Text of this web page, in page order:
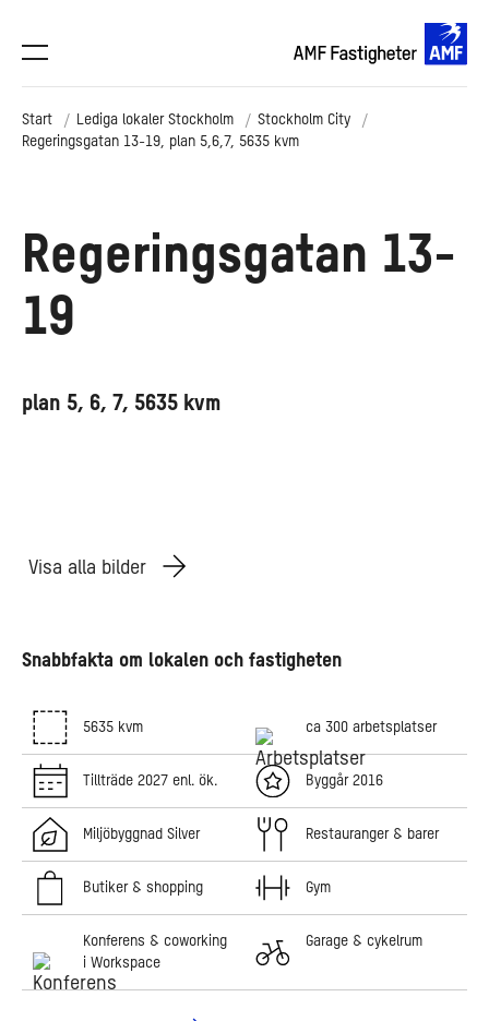
Start Lediga lokaler Stockholm
Stockholm City
Regeringsgatan 13-19, plan 5,6,7, 5635 kvm
Regeringsgatan 13-
19
plan 5, 6, 7, 5635 kvm
Visa alla bilder
Snabbfakta om lokalen och fastigheten
5635 kvm ca 300 arbetsplatser
Tillträde 2027 enl. ök. Byggår 2016
Miljöbyggnad Silver Restauranger & barer
Butiker & shopping Gym
Konferens & coworking
i Workspace
Garage & cykelrum